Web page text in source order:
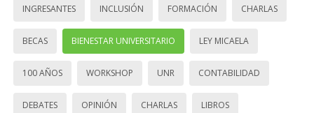
INGRESANTES INCLUSIÓN FORMACIÓN CHARLAS
BECAS BIENESTAR UNIVERSITARIO LEY MICAELA
100 AÑOS WORKSHOP UNR CONTABILIDAD
DEBATES OPINIÓN CHARLAS LIBROS